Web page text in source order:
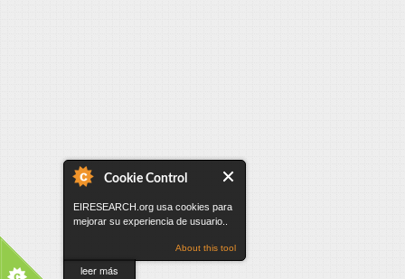
Cookie Control
EIRESEARCH.org usa cookies para
mejorar su experiencia de usuario..
About this tool
leer más